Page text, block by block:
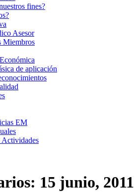
fines?
Asesor
Miembros
de aplicación
EM
Actividades
15 junio, 2011